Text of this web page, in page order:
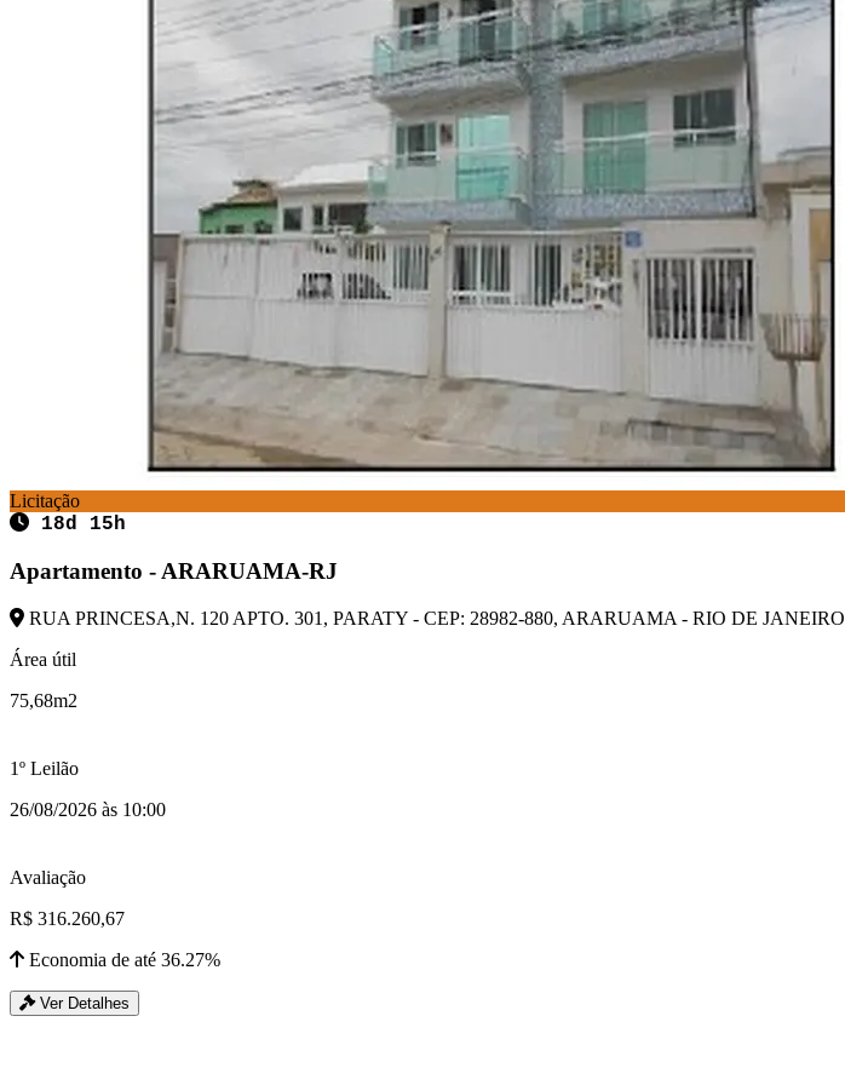
Licitação
18d 15h
Apartamento - ARARUAMA-RJ
RUA PRINCESA,N. 120 APTO. 301, PARATY - CEP: 28982-880, ARARUAMA - RIO DE JANEIRO
Área útil
75,68m2
1º Leilão
26/08/2026 às 10:00
Avaliação
R$ 316.260,67
Economia de até 36.27%
Ver Detalhes